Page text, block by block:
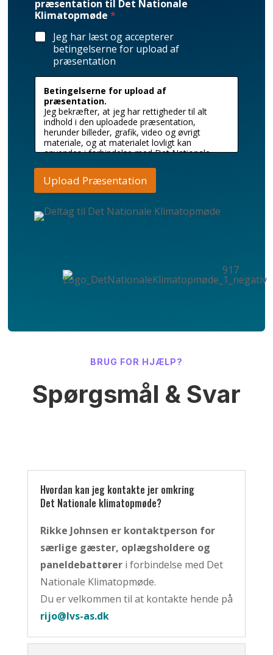
præsentation til Det Nationale
Klimatopmøde *
Jeg har læst og accepterer
betingelserne for upload af
præsentation
Betingelserne for upload af
præsentation.
Jeg bekræfter, at jeg har rettigheder til alt
indhold i den uploadede præsentation,
herunder billeder, grafik, video og øvrigt
materiale, og at materialet lovligt kan
anvendes i forbindelse med Det Nationale
rettigheder.
Jeg accepterer, at præsentationen må
anvendes til teknisk afvikling af mit oplæg
Eventuel deling af præsentationen med
deltagere sker kun efter særskilt aftale.
Upload Præsentation
BRUG FOR HJÆLP?
Spørgsmål & Svar
Hvordan kan jeg kontakte jer omkring
Det Nationale klimatopmøde?
Rikke Johnsen er kontaktperson for
særlige gæster, oplægsholdere og
paneldebattøreri forbindelse med Det
Nationale Klimatopmøde.
Du er velkommen til at kontakte hende på
rijo@lvs-as.dk